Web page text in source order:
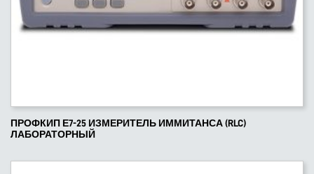
ПРОФКИП Е7-25 ИЗМЕРИТЕЛЬ ИММИТАНСА (RLC)
ЛАБОРАТОРНЫЙ